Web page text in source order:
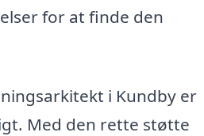
for at finde den
i Kundby er
Med den rette støtte